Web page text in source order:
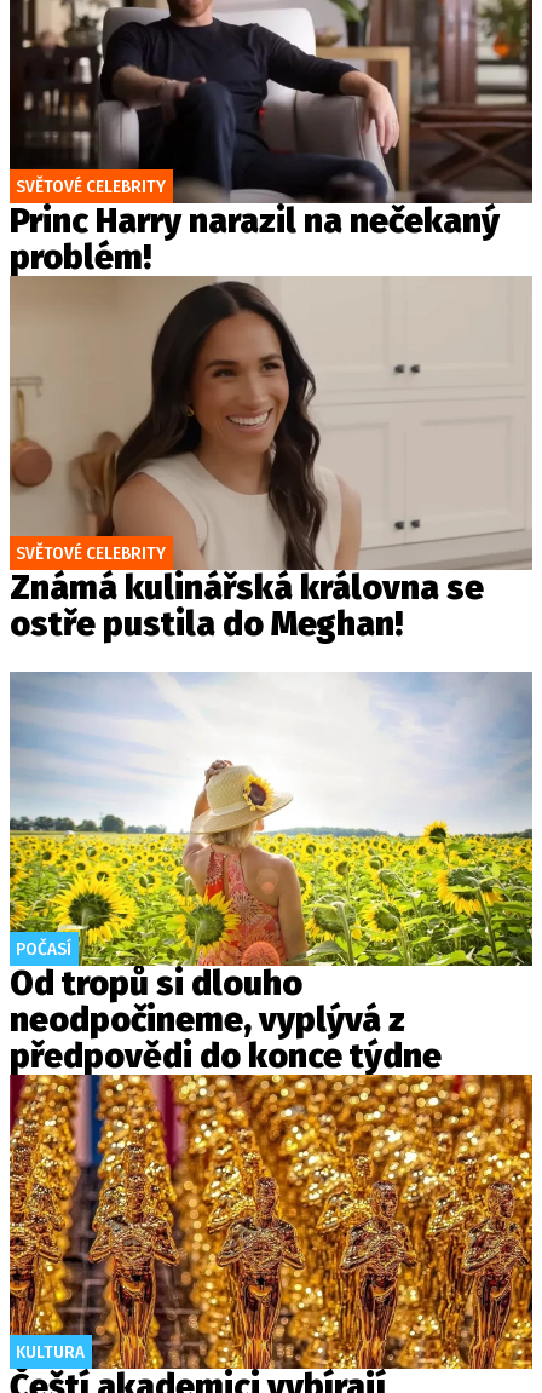
SVĚTOVÉ CELEBRITY
Princ Harry narazil na nečekaný
problém!
SVĚTOVÉ CELEBRITY
Známá kulinářská královna se
ostře pustila do Meghan!
POČASÍ
Od tropů si dlouho
neodpočineme, vyplývá z
předpovědi do konce týdne
KULTURA